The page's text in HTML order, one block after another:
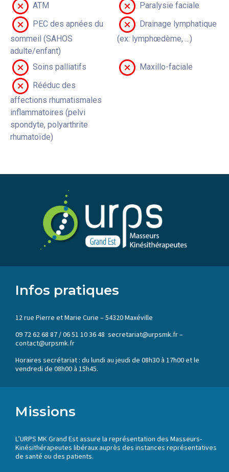
ATM
Paralysie faciale
PEC des apnées du
sommeil (SAHOS
adulte/enfant)
Drainage lymphatique
(ex: lymphœdème, ...)
Soins palliatifs
Maxillo-faciale
Rééduc des
affections rhumatismales
inflammatoires (pelvi
spondyte, polyarthrite
rhumatoïde)
Infos pratiques
12 rue Pierre et Marie Curie – 54320 Maxéville
09 72 62 68 87 / 06 51 10 36 48 secretariat@urpsmk.fr –
contact@urpsmk.fr
Horaires secrétariat : du lundi au jeudi de 08h30 à 17h00 et le
vendredi de 08h00 à 15h45.
Missions
L’URPS MK Grand Est assure la représentation des Masseurs-
Kinésithérapeutes libéraux auprès des instances représentatives
de santé ou des patients.